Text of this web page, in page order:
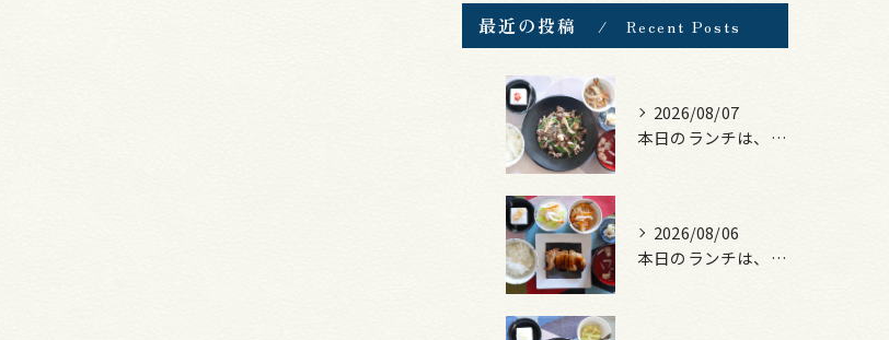
最近の投稿 Recent Posts
2026/08/07
本日のランチは、黒毛和牛のチャプチェ！
2026/08/06
本日のランチは、照焼きチキン！